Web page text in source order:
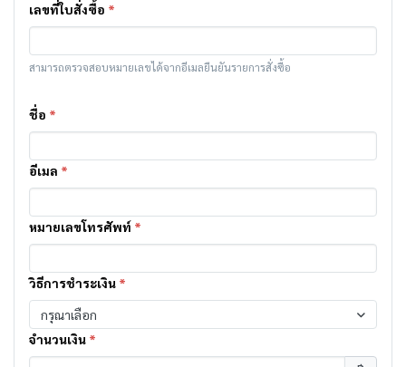
เลขที่ใบสั่งซื้อ *
สามารถตรวจสอบหมายเลขได้จากอีเมลยืนยันรายการสั่งซื้อ
ชื่อ *
อีเมล *
หมายเลขโทรศัพท์ *
วิธีการชำระเงิน *
กรุณาเลือก
จำนวนเงิน *